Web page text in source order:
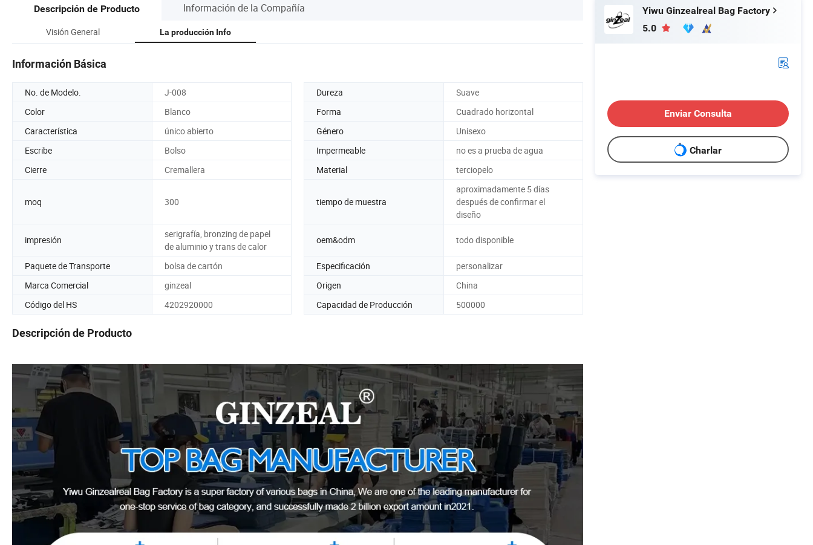
Descripción de Producto Información de la Compañía
Visión General La producción Info
Información Básica
No. de Modelo. J-008 Dureza
Suave
Color
Blanco Forma
Cuadrado horizontal
Característica
único abierto Género
Unisexo
Escribe
Bolso Impermeable
no es a prueba de agua
Cierre
Cremallera Material terciopelo
moq 300 tiempo de muestra
aproximadamente 5 días
después de confirmar el
diseño
impresión
serigrafía, bronzing de papel
de aluminio y trans de calor
oem&odm todo disponible
Paquete de Transporte bolsa de cartón Especificación
personalizar
Marca Comercial
ginzeal Origen
China
Código del HS
4202920000 Capacidad de Producción 500000
Descripción de Producto
Yiwu Ginzealreal Bag Factory
5.0
Enviar Consulta
Charlar